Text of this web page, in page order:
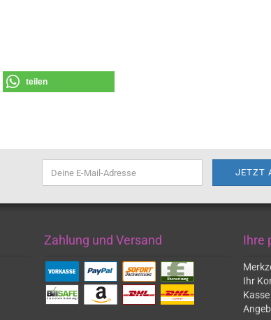
teilen
Zahlung und Versand Ihre
Ihr
Kasse